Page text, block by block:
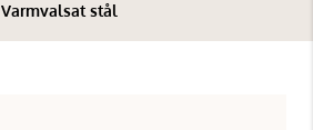
Varmvalsat stål